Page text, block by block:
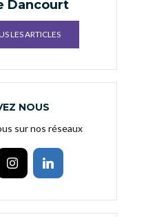
Dancourt
LES ARTICLES
NOUS
sur nos réseaux